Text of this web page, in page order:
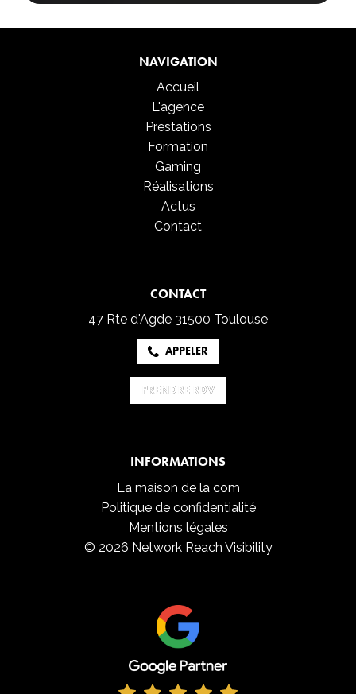
NAVIGATION
Accueil
L'agence
Prestations
Formation
Gaming
Réalisations
Actus
Contact
CONTACT
47 Rte d'Agde 31500 Toulouse
APPELER
PRENDRE RDV
PRENDRE RDV
INFORMATIONS
La maison de la com
Politique de confidentialité
Mentions légales
© 2026 Network Reach Visibility